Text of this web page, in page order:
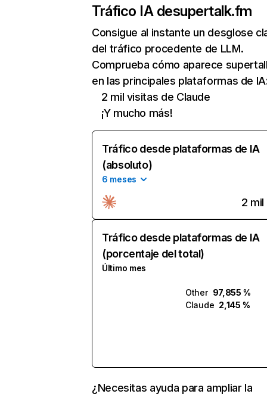
Tráfico IA desupertalk.fm
Consigue al instante un desglose
del tráfico procedente de LLM.
Comprueba cómo aparece
en las principales plataformas de
2 mil visitas de Claude
¡Y mucho más!
Tráfico desde plataformas de IA
(absoluto)
6 meses
2 mil
Tráfico desde plataformas de IA
(porcentaje del total)
Último mes
Other 97,855 %
Claude 2,145 %
¿Necesitas ayuda para ampliar la